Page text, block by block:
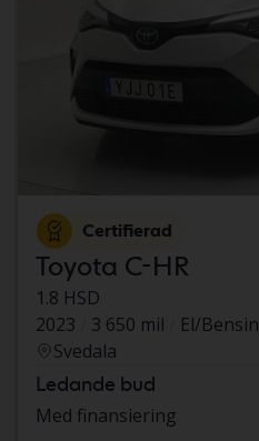
Certifierad
Toyota C-HR
1.8 HSD
2023
3 650 mil
El/Bensin
Svedala
Ledande bud
Med finansiering